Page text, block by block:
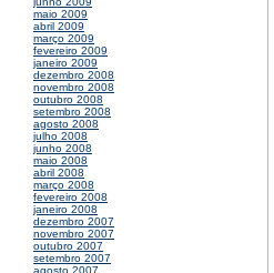
maio 2009
abril 2009
março 2009
fevereiro 2009
janeiro 2009
dezembro 2008
novembro 2008
outubro 2008
setembro 2008
agosto 2008
julho 2008
junho 2008
maio 2008
abril 2008
março 2008
fevereiro 2008
janeiro 2008
dezembro 2007
novembro 2007
outubro 2007
setembro 2007